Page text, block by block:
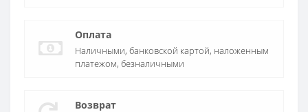
Оплата
Наличными, банковской картой, наложенным
платежом, безналичными
Возврат